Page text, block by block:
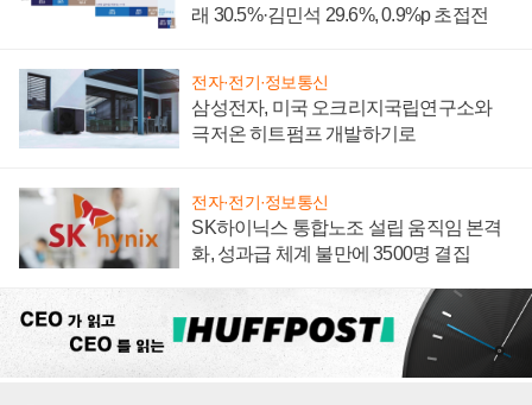
래 30.5%·김민석 29.6%, 0.9%p 초접전
전자·전기·정보통신
삼성전자, 미국 오크리지국립연구소와
극저온 히트펌프 개발하기로
전자·전기·정보통신
SK하이닉스 통합노조 설립 움직임 본격
화, 성과급 체계 불만에 3500명 결집